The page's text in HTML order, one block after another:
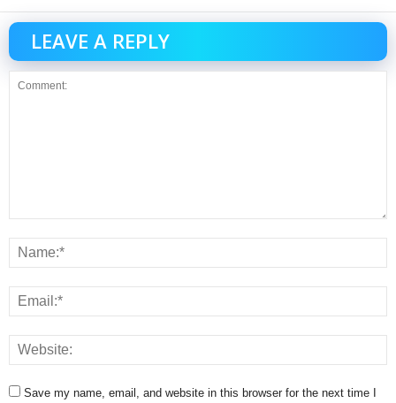
LEAVE A REPLY
Save my name, email, and website in this browser for the next time I